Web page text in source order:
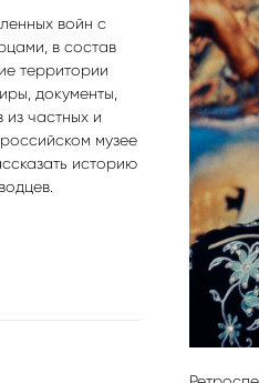
войн с
в состав
территории
документы,
частных и
музее
историю